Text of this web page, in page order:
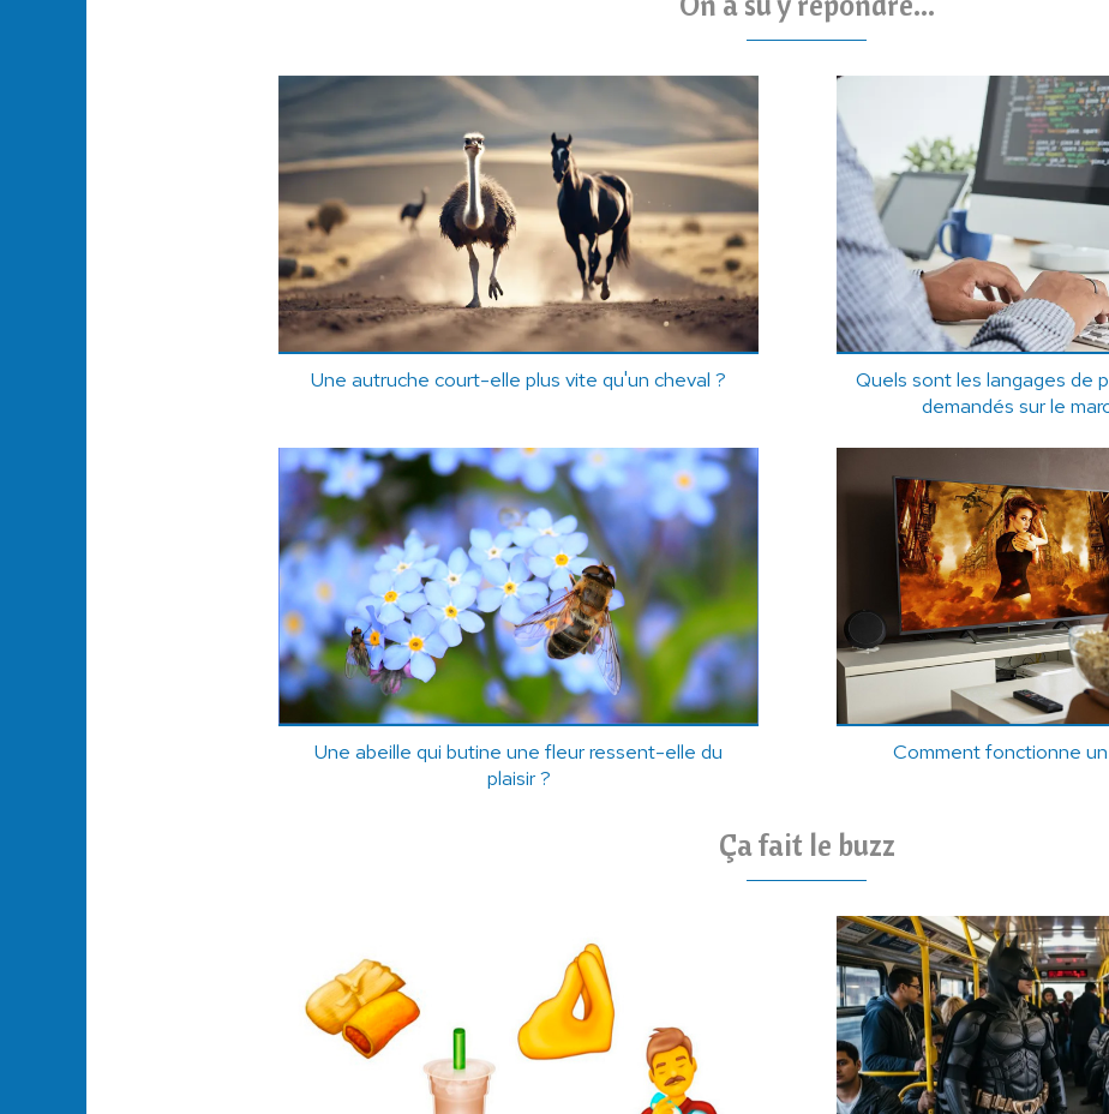
Une autruche court-elle plus vite qu'un cheval ?
Quels sont les langages de
demandés sur le
Une abeille qui butine une fleur ressent-elle du
plaisir ?
Comment fonctionne
Ça fait le buzz